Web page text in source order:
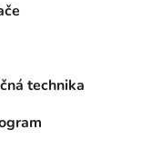
technika